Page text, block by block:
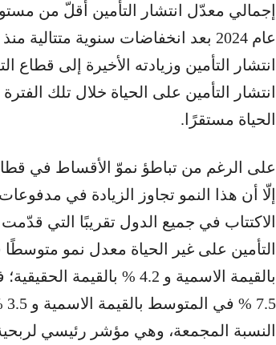
إجمالي معدّل انتشار التأمين أقلّ من
انتشار التأمين وزيادته الأخيرة إلى
انتشار التأمين على الحياة خلال تلك
الحياة مستقرًا.
إلّا أن هذا النمو تجاوز الزيادة في
بالقيمة الاسمية و 4.2 %